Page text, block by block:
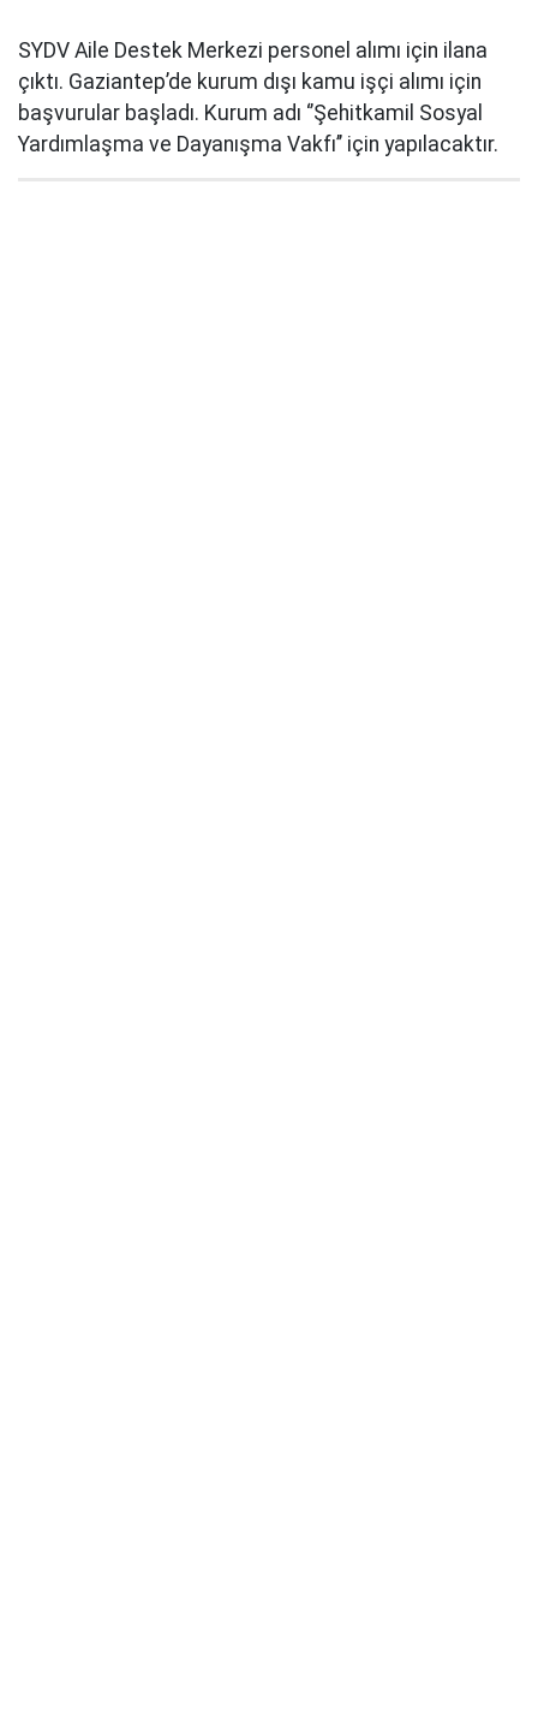
SYDV Aile Destek Merkezi personel alımı için ilana
çıktı. Gaziantep’de kurum dışı kamu işçi alımı için
başvurular başladı. Kurum adı ‘’Şehitkamil Sosyal
Yardımlaşma ve Dayanışma Vakfı’’ için yapılacaktır.